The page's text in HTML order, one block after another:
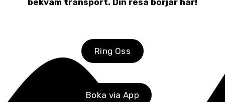
bekväm transport. Din resa börjar här!
Ring Oss
Boka via App